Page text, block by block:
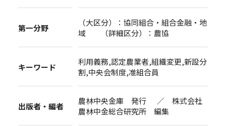
第一分野
（大区分）：協同組合・組合金融・地
域 （詳細区分）：農協
キーワード
利用義務,認定農業者,組織変更,新設分
割,中央会制度,准組合員
出版者・編者
農林中央金庫 発行 ／ 株式会社
農林中金総合研究所 編集